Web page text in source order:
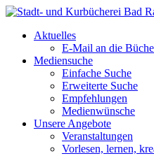
Aktuelles
E-Mail an die
Mediensuche
Einfache Suche
Erweiterte Suche
Empfehlungen
Medienwünsche
Unsere Angebote
Veranstaltungen
Vorlesen, lernen,